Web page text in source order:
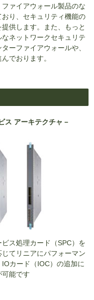
ァイアウォール製品のな
り、セキュリティ機能の
供します。また、もっと
ネットワークセキュリテ
ーファイアウォールや、
でおります。
ス アーキテクチャ－
ス処理カード（SPC）を
てリニアにパフォーマン
カード（IOC）の追加に
能です